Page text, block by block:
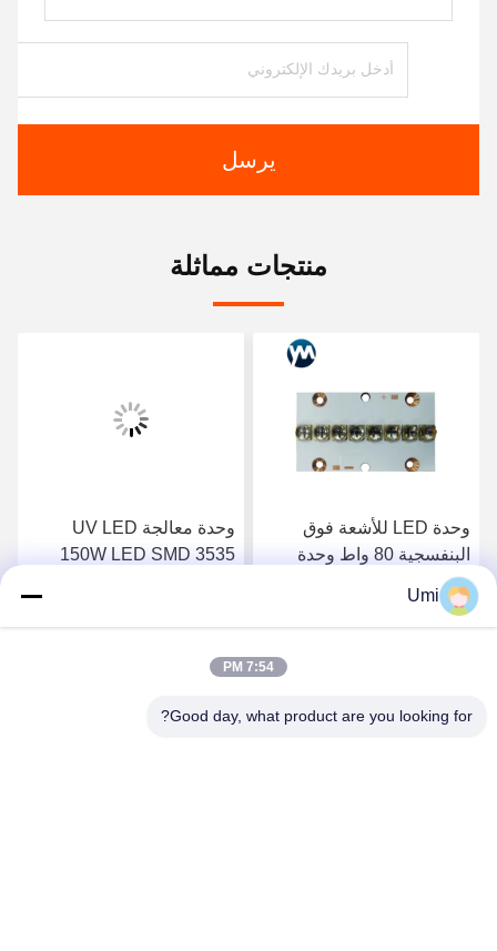
يرسل
منتجات مماثلة
وحدة LED للأشعة فوق
البنفسجية 80 واط وحدة
البنفسجية حبر علاج طباعة
صناعات الكوارتز عدسة
احصل على افضل سعر
وحدة معالجة UV LED
150W LED SMD 3535
احصل على افضل سعر
Umi
7:54 PM
Good day, what product are you looking for?